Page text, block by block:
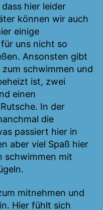
hier leider
können wir auch
einige
uns nicht so
Ansonsten gibt
schwimmen und
ist, zwei
einen
In der
die
passiert hier in
aber viel Spaß hier
schwimmen mit
mitnehmen und
Hier fühlt sich